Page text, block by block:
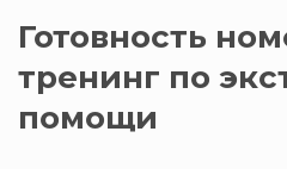
Готовность
тренинг по
помощи